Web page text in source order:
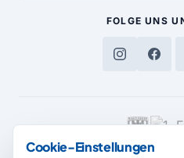
FOLGE UNS
MEDIENPARTNER
Cookie-Einstellungen